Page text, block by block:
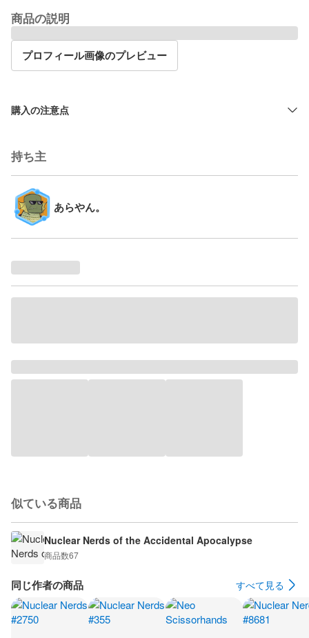
商品の説明
プロフィール画像のプレビュー
購入の注意点
持ち主
あらやん。
似ている商品
Nuclear Nerds of the Accidental Apocalypse
商品数67
同じ作者の商品 すべて見る